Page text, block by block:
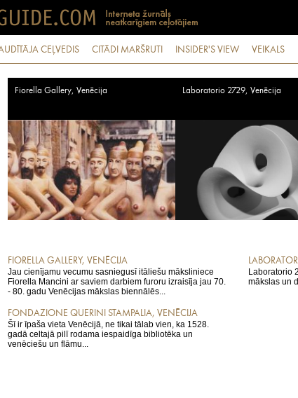
CEĻVEDIS CITĀDI MARŠRUTI INSIDER'S VIEW VEIKALS
Fiorella Gallery, Venēcija Laboratorio 2729, Venēcija
FIORELLA GALLERY, VENĒCIJA
Jau cienījamu vecumu sasniegusī itāliešu māksliniece
Fiorella Mancini ar saviem darbiem furoru izraisīja jau 70.
- 80. gadu Venēcijas mākslas biennālēs...
FONDAZIONE QUERINI STAMPALIA, VENĒCIJA
Šī ir īpaša vieta Venēcijā, ne tikai tālab vien, ka 1528.
gadā celtajā pilī rodama iespaidīga bibliotēka un
venēciešu un flāmu...
Laboratorio
mākslas un